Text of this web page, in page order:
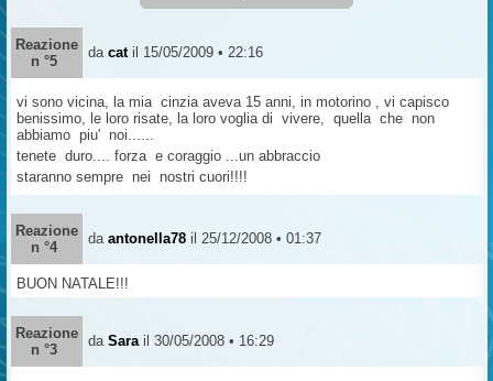
Reazione
n °5
da cat il 15/05/2009 • 22:16
vi sono vicina, la mia cinzia aveva 15 anni, in motorino , vi capisco
benissimo, le loro risate, la loro voglia di vivere, quella che non
abbiamo piu' noi......
tenete duro.... forza e coraggio ...un abbraccio
staranno sempre nei nostri cuori!!!!
Reazione
n °4
da antonella78 il 25/12/2008 • 01:37
BUON NATALE!!!
Reazione
n °3
da Sara il 30/05/2008 • 16:29